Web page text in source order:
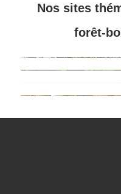
Nos sites
forêt-